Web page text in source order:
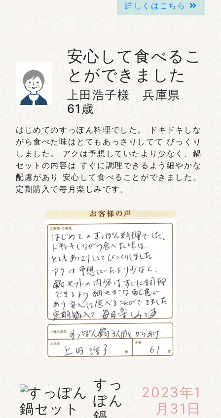
詳しくはこちら
安心して食べるこ
とができました
上田浩子様 兵庫県
61歳
はじめてのすっぽん料理でした。 ドキドキしな
がら食べた味はとてもあっさりしてて びっくり
しました。 アクは予想していたより少なく、鍋
セットの内容は すぐに調理できるよう細やかな
配慮があり 安心して食べることができました。
定期購入で毎月楽しみです。
すっ
ぽん
2023年1
月31日